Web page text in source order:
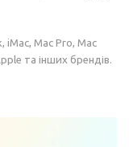
Mac Pro, Mac
та інших брендів.